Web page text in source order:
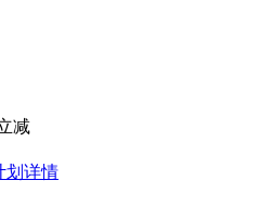
减
划详情